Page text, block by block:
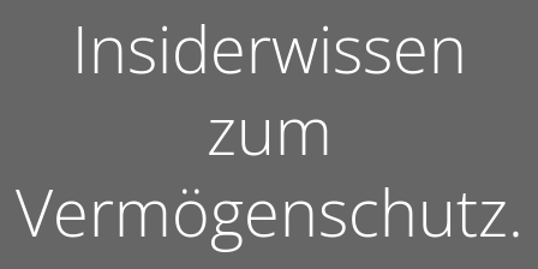
Insiderwissen
zum
Vermögenschutz.